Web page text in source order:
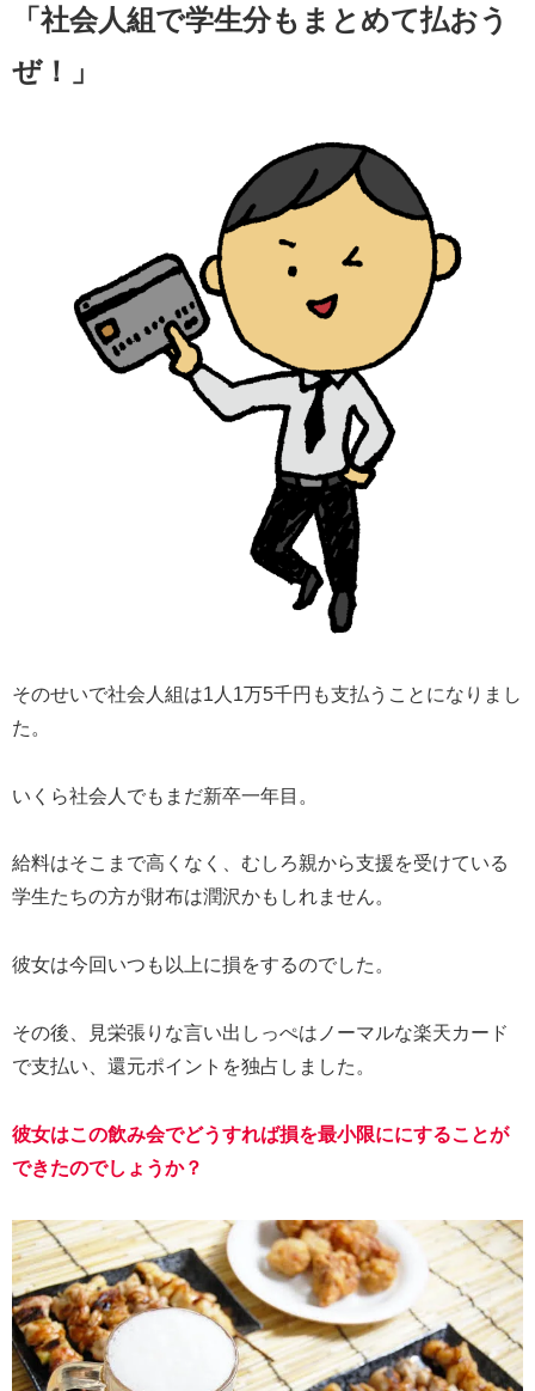
「社会人組で学生分もまとめて払おう
ぜ！」
そのせいで社会人組は1人1万5千円も支払うことになりまし
た。
いくら社会人でもまだ新卒一年目。
給料はそこまで高くなく、むしろ親から支援を受けている
学生たちの方が財布は潤沢かもしれません。
彼女は今回いつも以上に損をするのでした。
その後、見栄張りな言い出しっぺはノーマルな楽天カード
で支払い、還元ポイントを独占しました。
彼女はこの飲み会でどうすれば損を最小限ににすることが
できたのでしょうか？